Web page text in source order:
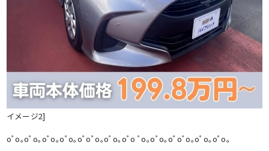
イメージ2]
oﾟo｡oﾟo｡oﾟo｡oﾟo｡oﾟoﾟo｡oﾟo｡oﾟo ﾟo｡oﾟo｡oﾟoﾟo｡oﾟo｡oﾟo｡